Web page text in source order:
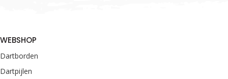
WEBSHOP
Dartborden
Dartpijlen